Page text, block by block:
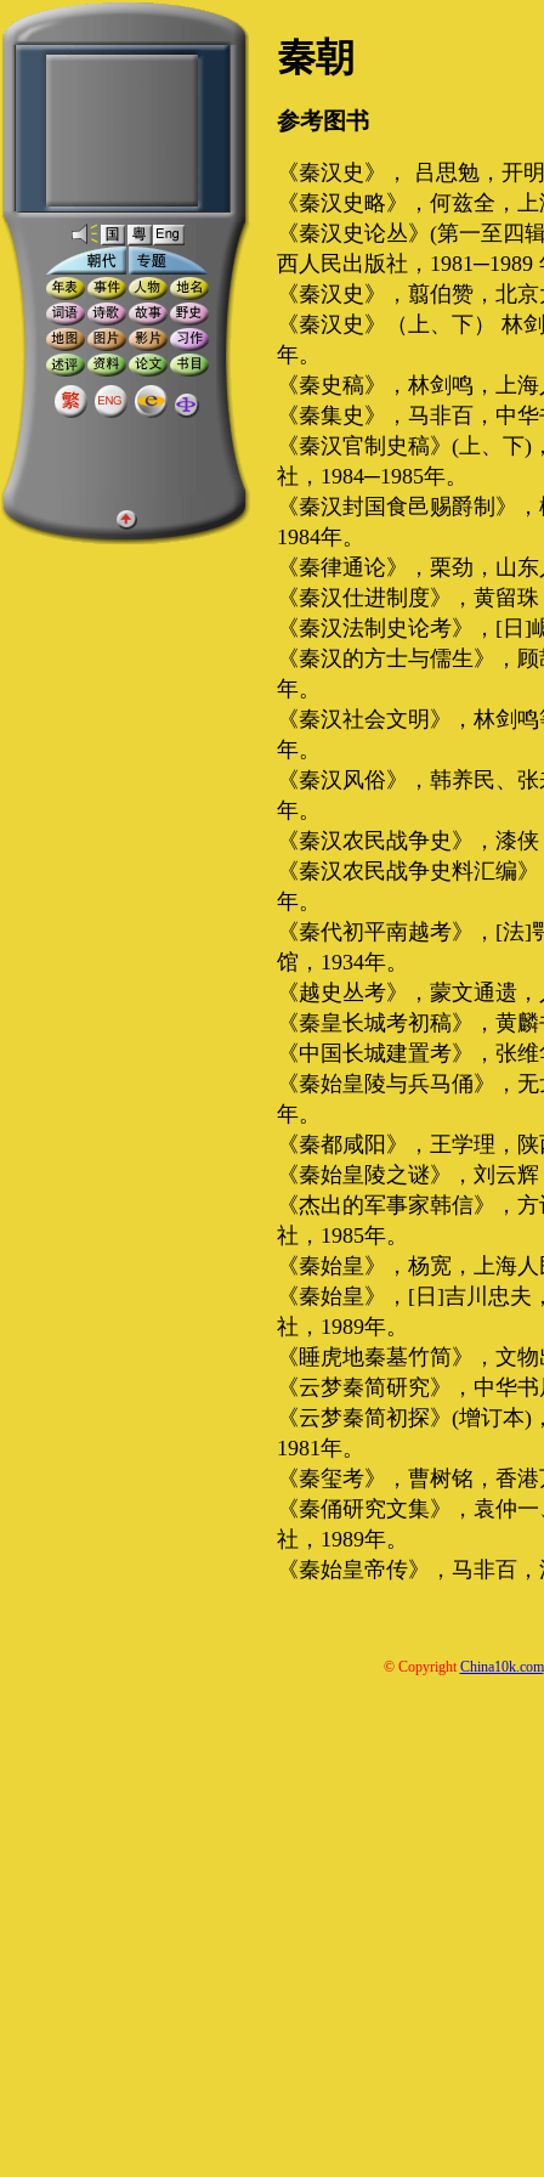
秦朝
参考图书
《秦汉史》， 吕思勉，开
《秦汉史略》，何兹全，
《秦汉史论丛》(第一至四
西人民出版社，1981─1989
《秦汉史》，翦伯赞，北
《秦汉史》（上、下） 林
年。
《秦史稿》，林剑鸣，上
《秦集史》，马非百，中
《秦汉官制史稿》(上、下
社，1984─1985年。
《秦汉封国食邑赐爵制》
1984年。
《秦律通论》，栗劲，山
《秦汉仕进制度》，黄留
《秦汉法制史论考》，[日
《秦汉的方士与儒生》，
年。
《秦汉社会文明》，林剑
年。
《秦汉风俗》，韩养民、
年。
《秦汉农民战争史》，漆
《秦汉农民战争史料汇编
年。
《秦代初平南越考》，[法
馆，1934年。
《越史丛考》，蒙文通遗
《秦皇长城考初稿》，黄
《中国长城建置考》，张
《秦始皇陵与兵马俑》，
年。
《秦都咸阳》，王学理，
《秦始皇陵之谜》，刘云
《杰出的军事家韩信》，
社，1985年。
《秦始皇》，杨宽，上海
《秦始皇》，[日]吉川忠
社，1989年。
《睡虎地秦墓竹简》，文
《云梦秦简研究》，中华
《云梦秦简初探》(增订本
1981年。
《秦玺考》，曹树铭，香
《秦俑研究文集》，袁仲
社，1989年。
《秦始皇帝传》，马非百
© CopyrightChina10k.com